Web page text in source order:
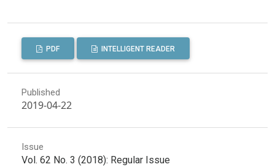
PDF INTELLIGENT READER
Published
2019-04-22
Issue
Vol. 62 No. 3 (2018): Regular Issue